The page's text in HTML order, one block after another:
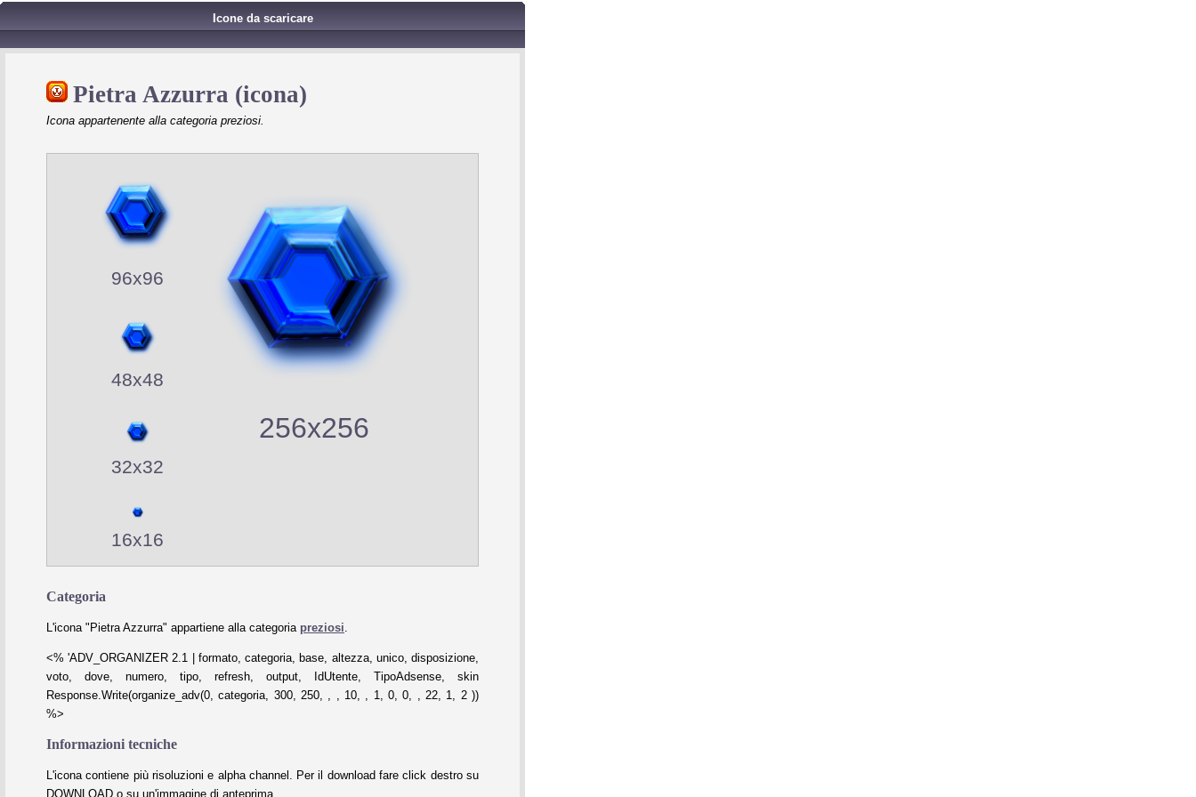
Icone da scaricare
Pietra Azzurra (icona)
Icona appartenente alla categoria preziosi.
96x96
48x48
32x32
16x16
256x256
Categoria
L'icona "Pietra Azzurra" appartiene alla categoria preziosi
<% 'ADV_ORGANIZER 2.1 | formato, categoria, base, altezza, unico, disposizione,
voto, dove, numero, tipo, refresh, output, IdUtente, TipoAdsense, skin
Response.Write(organize_adv(0, categoria, 300, 250, , , 10, , 1, 0, 0, , 22, 1, 2 ))
%>
Informazioni tecniche
L'icona contiene più risoluzioni e alpha channel. Per il download fare click destro su
DOWNLOAD o su un'immagine di anteprima.